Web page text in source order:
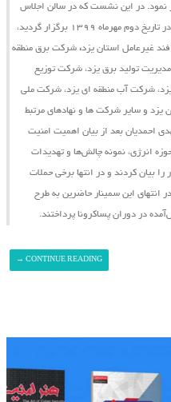
نمود. در این نشست که در سالن اجلاس
معاونت بهره‌برداری شرکت برق منطقه‌ای یزد در تاریخ دوم مهرماه ۱۳۹۹ برگزار گردید،
غیرعامل استان یزد، شرکت برق منطقه
تولید برق یزد، شرکت توزیع
شرکت آب منطقه ای یزد، شرکت ملی
یزد و سایر شرکت ها و نهادهای مرتبط
احمدیان بعد از بیان اهمیت امنیت
انرژی، نمونه چالش‌ها و تهدیدات
بیان کردند و در انتها برخی حملات
انتهای این سمینار حاضرین به طرح
در دوران پساکرونا پرداختند.
CONTINUE READING
→